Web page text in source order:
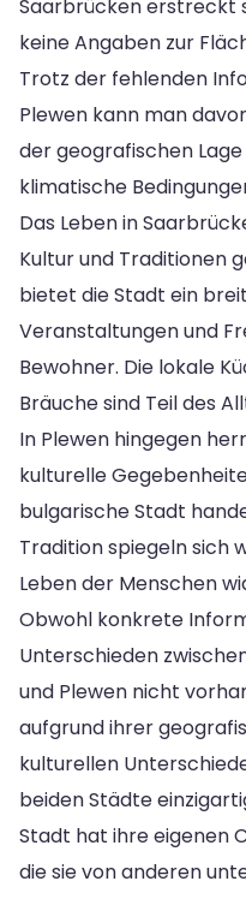
Saarbrücken erstreckt
keine Angaben zur
Trotz der fehlenden
Plewen kann man
der geografischen
klimatische
Das Leben in
Kultur und Traditionen
bietet die Stadt ein
Veranstaltungen und
Bewohner. Die lokale
Bräuche sind Teil des
In Plewen hingegen
kulturelle
bulgarische Stadt
Tradition spiegeln sich
Leben der Menschen
Obwohl konkrete
Unterschieden
und Plewen nicht
aufgrund ihrer
kulturellen
beiden Städte
Stadt hat ihre eigenen
die sie von anderen